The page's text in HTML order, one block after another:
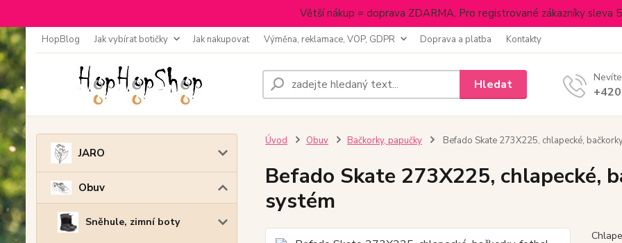
Větší nákup = doprava ZDARMA. Pro registrované zákazníky sleva
HopBlog Jak vybírat botičky Jak nakupovat Výměna, reklamace, VOP, GDPR Doprava a platba Kontakty
Hledat
JARO
Obuv
Sněhule, zimní boty
Úvod Obuv Bačkorky, papučky Befado Skate 273X225, chlapecké,
Befado Skate 273X225, chlapecké,
systém